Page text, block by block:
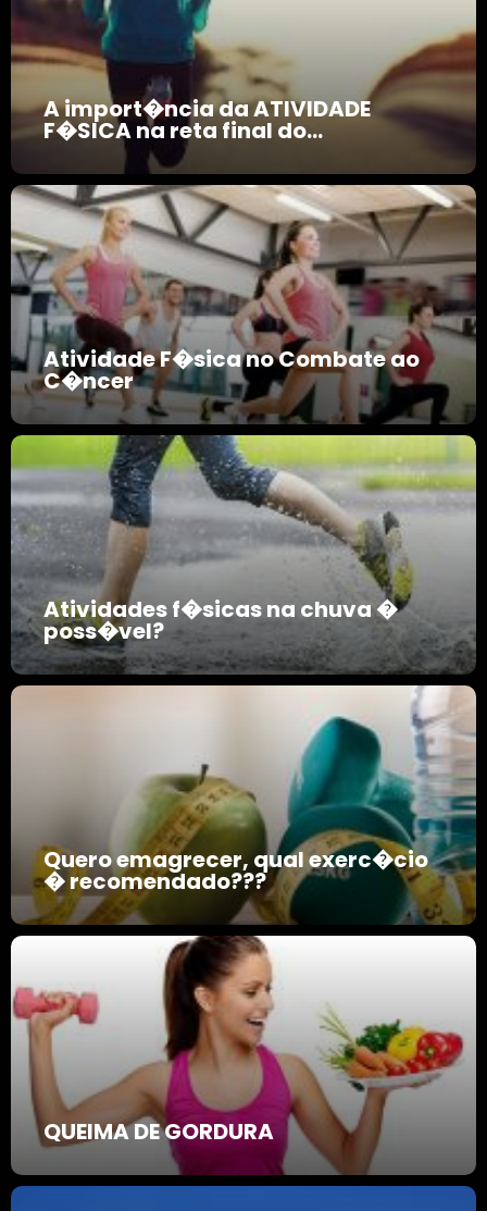
A import�ncia da ATIVIDADE
F�SICA na reta final do...
Atividade F�sica no Combate ao
C�ncer
Atividades f�sicas na chuva �
poss�vel?
Quero emagrecer, qual exerc�cio
� recomendado???
QUEIMA DE GORDURA